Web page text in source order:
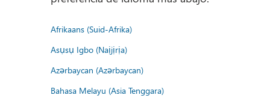
Afrikaans (Suid-Afrika)
Asụsụ Igbo (Naịjịrịa)
Azərbaycan (Azərbaycan)
Bahasa Melayu (Asia Tenggara)